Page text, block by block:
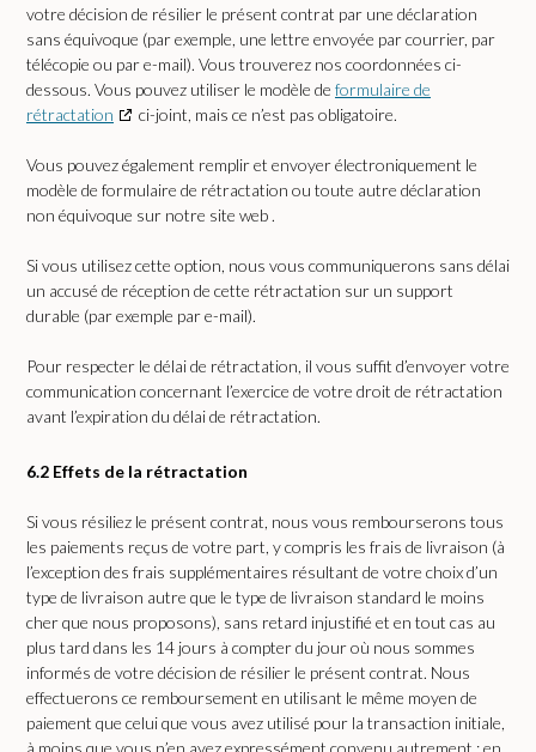
votre décision de résilier le présent contrat par une déclaration
sans équivoque (par exemple, une lettre envoyée par courrier, par
télécopie ou par e-mail). Vous trouverez nos coordonnées ci-
dessous. Vous pouvez utiliser le modèle de formulaire de
rétractation
ci-joint, mais ce n’est pas obligatoire.
Vous pouvez également remplir et envoyer électroniquement le
modèle de formulaire de rétractation ou toute autre déclaration
non équivoque sur notre site web .
Si vous utilisez cette option, nous vous communiquerons sans délai
un accusé de réception de cette rétractation sur un support
durable (par exemple par e-mail).
Pour respecter le délai de rétractation, il vous suffit d’envoyer votre
communication concernant l’exercice de votre droit de rétractation
avant l’expiration du délai de rétractation.
6.2 Effets de la rétractation
Si vous résiliez le présent contrat, nous vous rembourserons tous
les paiements reçus de votre part, y compris les frais de livraison (à
l’exception des frais supplémentaires résultant de votre choix d’un
type de livraison autre que le type de livraison standard le moins
cher que nous proposons), sans retard injustifié et en tout cas au
plus tard dans les 14 jours à compter du jour où nous sommes
informés de votre décision de résilier le présent contrat. Nous
effectuerons ce remboursement en utilisant le même moyen de
paiement que celui que vous avez utilisé pour la transaction initiale,
à moins que vous n’en ayez expressément convenu autrement ; en